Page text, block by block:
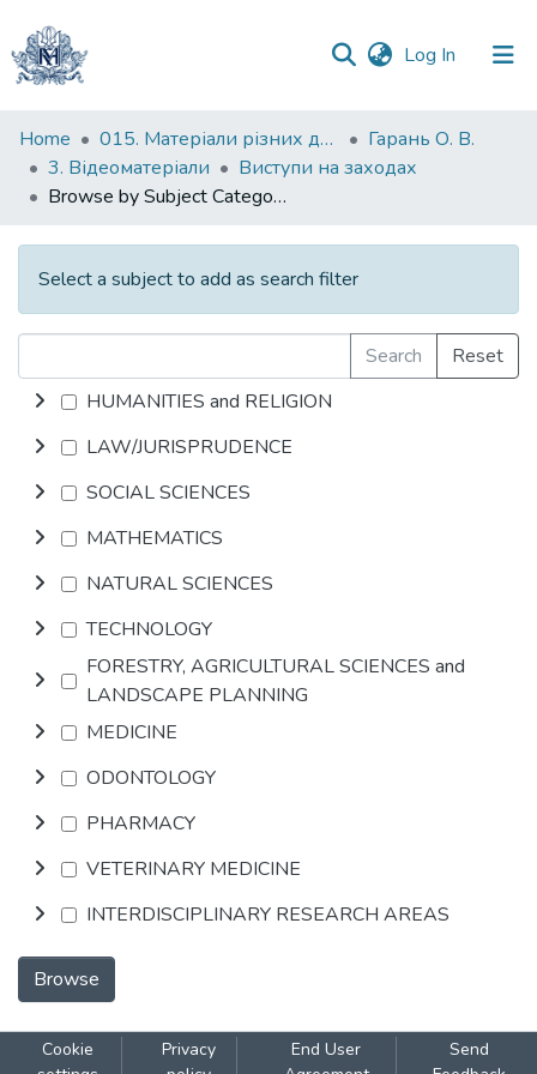
Log In (current)
Communities
&
Collections
All of DSpace
Home 015. Матеріали різних дослідників та організацій
Гарань О. В.
3. Відеоматеріали
Виступи на заходах
Browse by Subject Category
Select a subject to add as search filter
Search
Reset
HUMANITIES and RELIGION
LAW/JURISPRUDENCE
SOCIAL SCIENCES
MATHEMATICS
NATURAL SCIENCES
TECHNOLOGY
FORESTRY, AGRICULTURAL SCIENCES and
LANDSCAPE PLANNING
MEDICINE
ODONTOLOGY
PHARMACY
VETERINARY MEDICINE
INTERDISCIPLINARY RESEARCH AREAS
Browse
Cookie
Privacy
End User
Send